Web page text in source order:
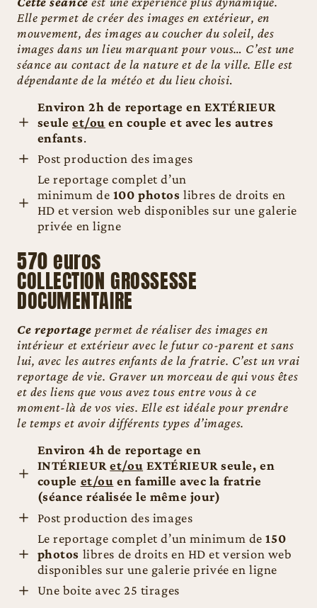
Elle permet de créer des images en extérieur, en
mouvement, des images au coucher du soleil, des
images dans un lieu marquant pour vous… C’est une
séance au contact de la nature et de la ville. Elle est
dépendante de la météo et du lieu choisi.
Environ 2h de reportage en EXTÉRIEUR
seuleet/ou en couple et avec les autres
enfants.
Post production des images
Le reportage complet d’un
minimum de 100 photos libres de droits en
HD et version web disponibles sur une galerie
privée en ligne
570 euros
COLLECTION GROSSESSE
DOCUMENTAIRE
Ce reportage permet de réaliser des images en
intérieur et extérieur avec le futur co-parent et sans
lui, avec les autres enfants de la fratrie. C’est un vrai
reportage de vie. Graver un morceau de qui vous êtes
et des liens que vous avez tous entre vous à ce
moment-là de vos vies. Elle est idéale pour prendre
le temps et avoir différents types d’images.
Environ 4h de reportage en
INTÉRIEURet/ou EXTÉRIEUR seule, en
couple et/ou en famille avec la fratrie
(séance réalisée le même jour)
Post production des images
Le reportage complet d’un minimum de150
photos libres de droits en HD et version web
disponibles sur une galerie privée en ligne
Une boite avec 25 tirages